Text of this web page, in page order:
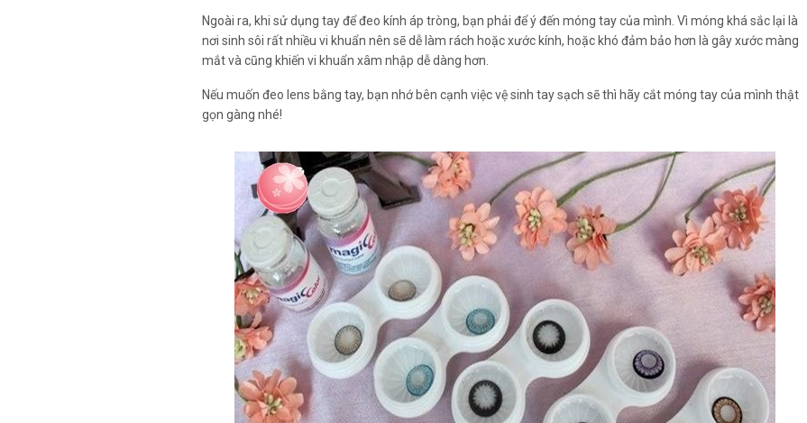
Ngoài ra, khi sử dụng tay để đeo kính áp tròng, bạn phải để ý đến móng tay của mình. Vì móng khá sắc lại là
nơi sinh sôi rất nhiều vi khuẩn nên sẽ dễ làm rách hoặc xước kính, hoặc khó đảm bảo hơn là gây xước màng
mắt và cũng khiến vi khuẩn xâm nhập dễ dàng hơn.
Nếu muốn đeo lens bằng tay, bạn nhớ bên cạnh việc vệ sinh tay sạch sẽ thì hãy cắt móng tay của mình thật
gọn gàng nhé!